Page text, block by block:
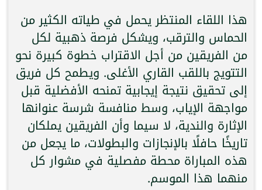
هذا اللقاء المنتظر يحمل في طياته الكثير من
الحماس والترقب، ويشكل فرصة ذهبية لكل
من الفريقين من أجل الاقتراب خطوة كبيرة نحو
التتويج باللقب القاري الأغلى. ويطمح كل فريق
إلى تحقيق نتيجة إيجابية تمنحه الأفضلية قبل
مواجهة الإياب، وسط منافسة شرسة عنوانها
الإثارة والندية، لا سيما وأن الفريقين يملكان
تاريخًا حافلًا بالإنجازات والبطولات، ما يجعل من
هذه المباراة محطة مفصلية في مشوار كل
منهما هذا الموسم.